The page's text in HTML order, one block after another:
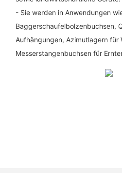
- Sie werden in Anwendungen
Baggerschaufelbolzenbuchsen,
Aufhängungen, Azimutlagern für
Messerstangenbuchsen für